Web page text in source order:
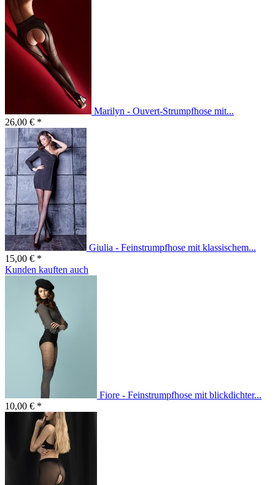
Marilyn - Ouvert-Strumpfhose mit...
26,00 € *
Giulia - Feinstrumpfhose mit klassischem...
15,00 € *
Kunden kauften auch
Fiore - Feinstrumpfhose mit blickdichter...
10,00 € *